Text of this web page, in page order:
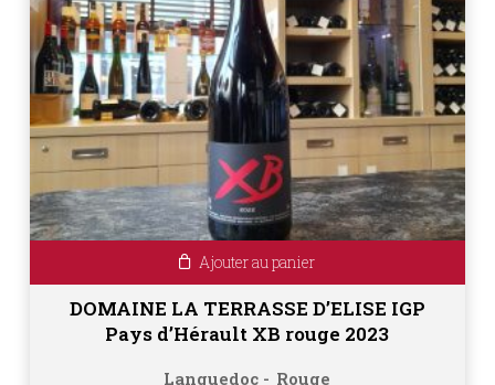
Ajouter au panier
DOMAINE LA TERRASSE D’ELISE IGP
Pays d’Hérault XB rouge 2023
Languedoc Rouge